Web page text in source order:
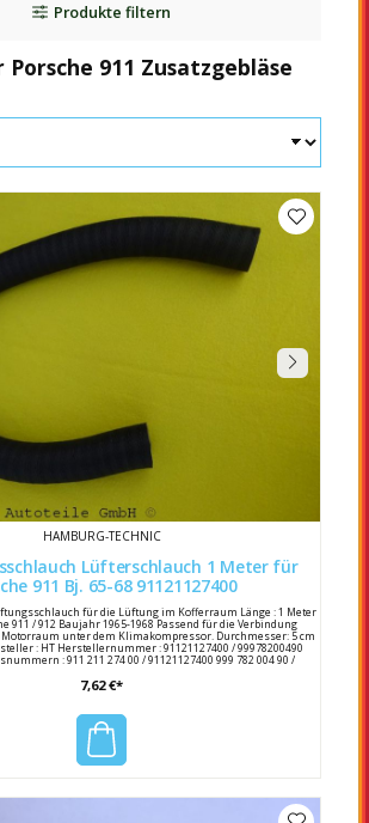
Produkte filtern
Porsche 911 Zusatzgebläse
HAMBURG-TECHNIC
Lüfterschlauch 1 Meter für
911 Bj. 65-68 91121127400
für die Lüftung im Kofferraum Länge : 1 Meter
911 / 912 Baujahr 1965-1968 Passend für die Verbindung
unter dem Klimakompressor. Durchmesser: 5 cm
: HT Herstellernummer : 91121127400 / 99978200490
: 911 211 274 00 / 91121127400 999 782 004 90 /
7,62 €*